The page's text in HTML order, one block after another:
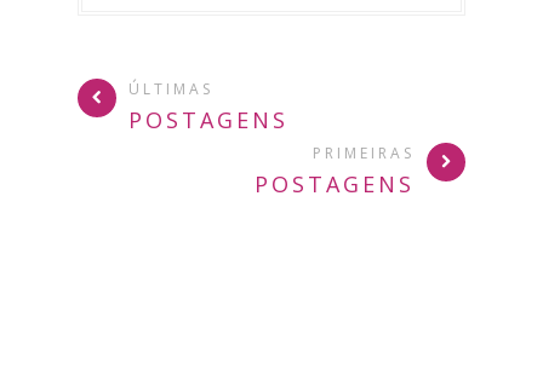
ÚLTIMAS
POSTAGENS
PRIMEIRAS
POSTAGENS